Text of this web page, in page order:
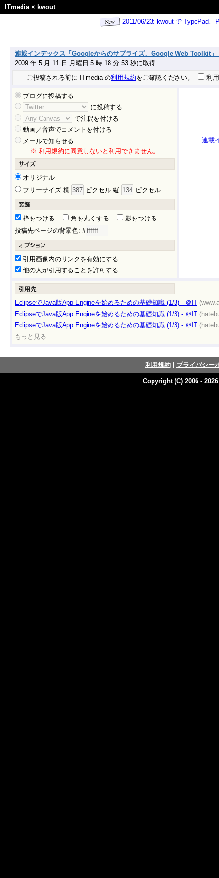
ITmedia× kwout
2011/06/23: kwout で TypePad
連載インデックス「Googleからのサプライズ、Google Web Toolkit」
2009 年 5 月 11 日 月曜日 5 時 18 分 53 秒に取得
ご投稿される前に ITmedia の利用規約をご確認ください。 利
ブログに投稿する
に投稿する
で注釈を付ける
動画／音声でコメントを付ける
メールで知らせる
※ 利用規約に同意しないと利用できません。
オリジナル
フリーサイズ 横
ピクセル 縦 ピクセル
枠をつける 角を丸くする
影をつける
投稿先ページの背景色: #
引用画像内のリンクを有効にする
他の人が引用することを許可する
連載
EclipseでJava版App Engineを始めるための基礎知識 (1/3) - ＠IT
EclipseでJava版App Engineを始めるための基礎知識 (1/3) - ＠IT
EclipseでJava版App Engineを始めるための基礎知識 (1/3) - ＠IT
もっと見る
利用規約| プライバシー
Copyright (C) 2006 -